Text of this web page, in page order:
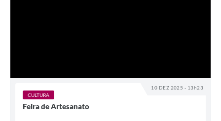
10 DEZ 2025 - 13h23
CULTURA
Feira de Artesanato